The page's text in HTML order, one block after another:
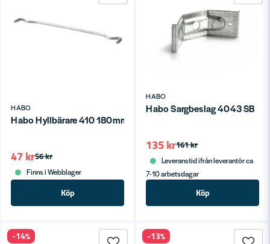
HABO
Habo Hyllbärare 410 180mm Galv SB
56 kr
47 kr
Finns i Webblager
Köp
HABO
Habo Sargbeslag 4043 SB
161 kr
135 kr
Leveranstid ifrån leverantör ca
7-10 arbetsdagar
Köp
-14% -13%